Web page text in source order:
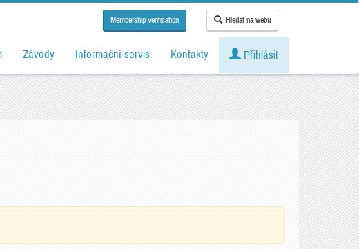
Membership verification Hledat na webu
Závody Informační servis Kontakty Přihlásit